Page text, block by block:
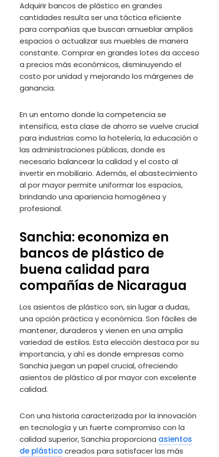
Adquirir bancos de plástico en grandes
cantidades resulta ser una táctica eficiente
para compañías que buscan amueblar amplios
espacios o actualizar sus muebles de manera
constante. Comprar en grandes lotes da acceso
a precios más económicos, disminuyendo el
costo por unidad y mejorando los márgenes de
ganancia.
En un entorno donde la competencia se
intensifica, esta clase de ahorro se vuelve crucial
para industrias como la hotelería, la educación o
las administraciones públicas, donde es
necesario balancear la calidad y el costo al
invertir en mobiliario. Además, el abastecimiento
al por mayor permite uniformar los espacios,
brindando una apariencia homogénea y
profesional.
Sanchia: economiza en
bancos de plástico de
buena calidad para
compañías de Nicaragua
Los asientos de plástico son, sin lugar a dudas,
una opción práctica y económica. Son fáciles de
mantener, duraderos y vienen en una amplia
variedad de estilos. Esta elección destaca por su
importancia, y ahí es donde empresas como
Sanchia juegan un papel crucial, ofreciendo
asientos de plástico al por mayor con excelente
calidad.
Con una historia caracterizada por la innovación
en tecnología y un fuerte compromiso con la
calidad superior, Sanchia proporciona asientos
de plásticocreados para satisfacer las más